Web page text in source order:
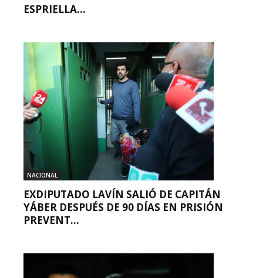
ESPRIELLA...
NACIONAL
EXDIPUTADO LAVÍN SALIÓ DE CAPITÁN
YÁBER DESPUÉS DE 90 DÍAS EN PRISIÓN
PREVENT...